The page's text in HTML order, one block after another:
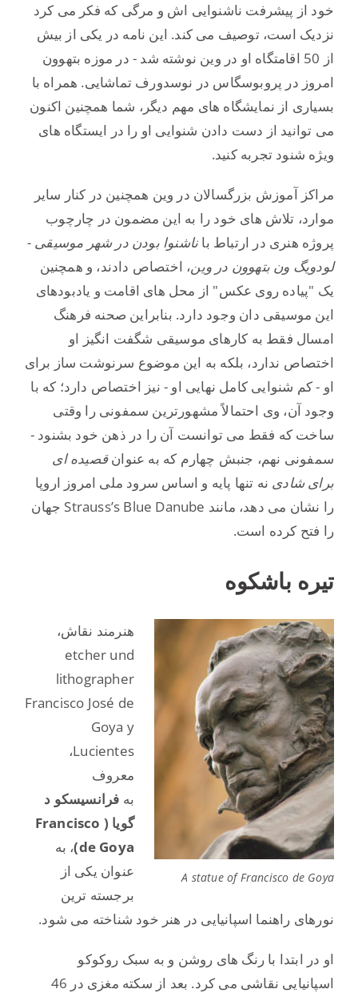
خود از پیشرفت ناشنوایی اش و مرگی که فکر می کرد
نزدیک است، توصیف می کند. این نامه در یکی از بیش
از 50 اقامتگاه او در وین نوشته شد - در موزه بتهوون
امروز در پروبوسگاس در نوسدورف تماشایی. همراه با
بسیاری از نمایشگاه های مهم دیگر، شما همچنین اکنون
می توانید از دست دادن شنوایی او را در ایستگاه های
ویژه شنود تجربه کنید.
مراکز آموزش بزرگسالان در وین همچنین در کنار سایر
موارد، تلاش های خود را به این مضمون در چارچوب
پروژه هنری در ارتباط با ناشنوا بودن در شهر موسیقی -
لودویگ ون بتهوون در وین، اختصاص دادند، و همچنین
یک "پیاده روی عکس" از محل های اقامت و یادبودهای
این موسیقی دان وجود دارد. بنابراین صحنه فرهنگ
امسال فقط به کارهای موسیقی شگفت انگیز او
اختصاص ندارد، بلکه به این موضوع سرنوشت ساز برای
او - کم شنوایی کامل نهایی او - نیز اختصاص دارد؛ که با
وجود آن، وی احتمالاً مشهورترین سمفونی را وقتی
ساخت که فقط می توانست آن را در ذهن خود بشنود -
سمفونی نهم، جنبش چهارم که به عنوانقصیده ای
برای شادی نه تنها پایه و اساس سرود ملی امروز اروپا
را نشان می دهد، مانند Strauss’s Blue Danube جهان
را فتح کرده است.
تیره باشکوه
A statue of Francisco de Goya
هنرمند نقاش،
etcher und
lithographer
Francisco José de
Goya y
Lucientes،
معروف
به فرانسیسکو د
گویا ( Francisco
de Goya) ، به
عنوان یکی از
برجسته ترین
نورهای راهنما اسپانیایی در هنر خود شناخته می شود.
او در ابتدا با رنگ های روشن و به سبک روکوکو
اسپانیایی نقاشی می کرد. بعد از سکته مغزی در 46